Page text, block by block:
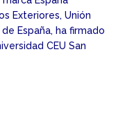
Exteriores, Unión
España, ha firmado
CEU San